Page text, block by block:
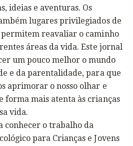
ideias e aventuras. Os
lugares privilegiados de
permitem reavaliar o caminho
áreas da vida. Este jornal
um pouco melhor o mundo
e da parentalidade, para que
aprimorar o nosso olhar e
forma mais atenta às crianças
vida.
conhecer o trabalho da
para Crianças e Jovens